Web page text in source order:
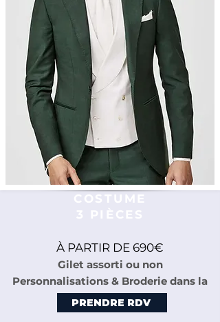
À PARTIR DE 690€
Gilet assorti ou non
Personnalisations & Broderie dans la
veste inclues
PRENDRE RDV